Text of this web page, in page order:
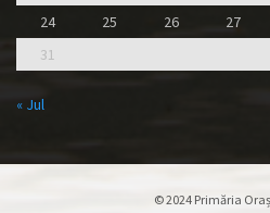
24
25 26 27
31
« Jul
© 2024 Primăria